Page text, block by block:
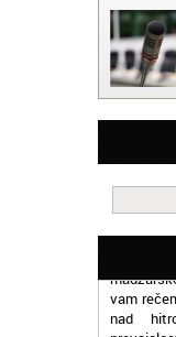
Matjaž iz
Lahko
Oxford,
učinkoviti.
vam
nad